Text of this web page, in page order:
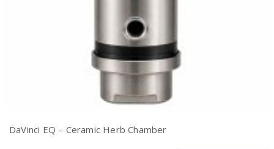
DaVinci EQ – Ceramic Herb Chamber